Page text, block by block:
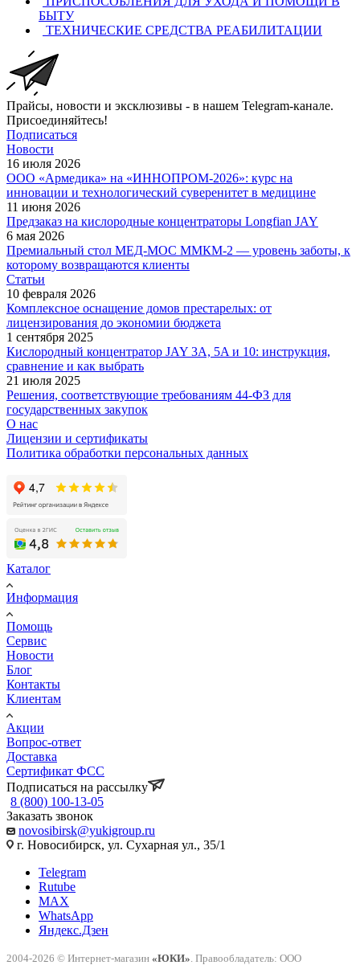
БЫТУ
ТЕХНИЧЕСКИЕ СРЕДСТВА РЕАБИЛИТАЦИИ
Прайсы, новости и эксклюзивы - в нашем Telegram-канале.
Присоединяйтесь!
Подписаться
Новости
16 июля 2026
ООО «Армедика» на «ИННОПРОМ-2026»: курс на
инновации и технологический суверенитет в медицине
11 июня 2026
Предзаказ на кислородные концентраторы Longfian JAY
6 мая 2026
Премиальный стол МЕД-МОС ММКМ-2 — уровень заботы, к
которому возвращаются клиенты
Статьи
10 февраля 2026
Комплексное оснащение домов престарелых: от
лицензирования до экономии бюджета
1 сентября 2025
Кислородный концентратор JAY 3A, 5A и 10: инструкция,
сравнение и как выбрать
21 июля 2025
Решения, соответствующие требованиям 44-ФЗ для
государственных закупок
О нас
Лицензии и сертификаты
Политика обработки персональных данных
Каталог
Информация
Помощь
Сервис
Новости
Блог
Контакты
Клиентам
Акции
Вопрос-ответ
Доставка
Сертификат ФСС
Подписаться на рассылку
8 (800) 100-13-05
Заказать звонок
novosibirsk@yukigroup.ru
г. Новосибирск, ул. Сухарная ул., 35/1
Telegram
Rutube
MAX
WhatsApp
Яндекс.Дзен
2004-2026 © Интернет-магазин «ЮКИ» . Правообладатель: ООО